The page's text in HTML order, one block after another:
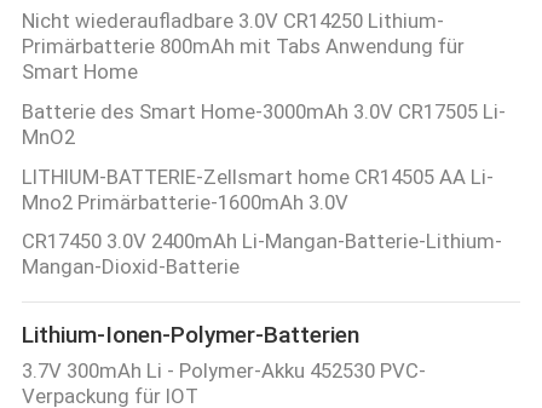
PRIVACY
POLICY
Nicht wiederaufladbare 3.0V CR14250 Lithium-
Primärbatterie 800mAh mit Tabs Anwendung für
Smart Home
Batterie des Smart Home-3000mAh 3.0V CR17505 Li-
MnO2
LITHIUM-BATTERIE-Zellsmart home CR14505 AA Li-
Mno2 Primärbatterie-1600mAh 3.0V
CR17450 3.0V 2400mAh Li-Mangan-Batterie-Lithium-
Mangan-Dioxid-Batterie
Lithium-Ionen-Polymer-Batterien
3.7V 300mAh Li - Polymer-Akku 452530 PVC-
Verpackung für IOT